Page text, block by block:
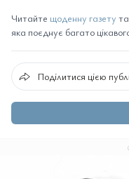
Читайте щоденну газету
яка поєднує багато
Поділитися цією